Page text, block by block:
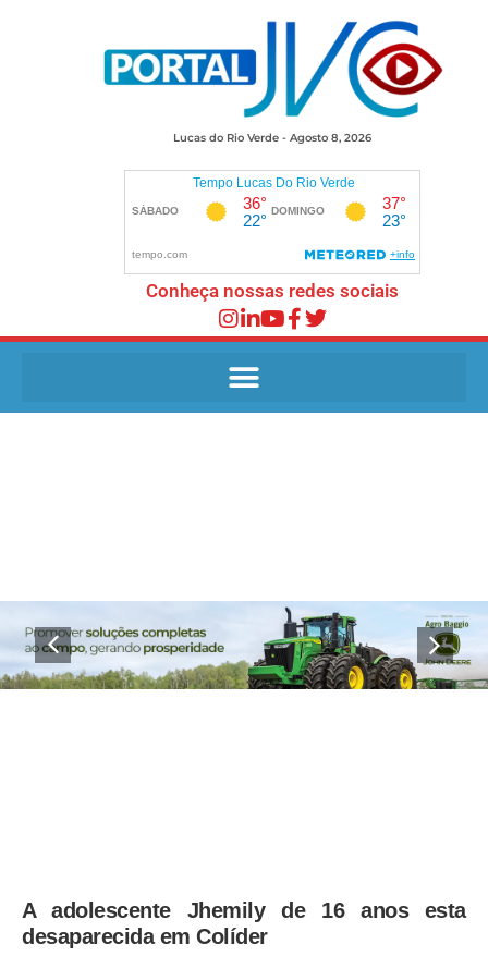
Lucas do Rio Verde - Agosto 8, 2026
Conheça nossas redes sociais
A adolescente Jhemily de 16 anos esta
desaparecida em Colíder